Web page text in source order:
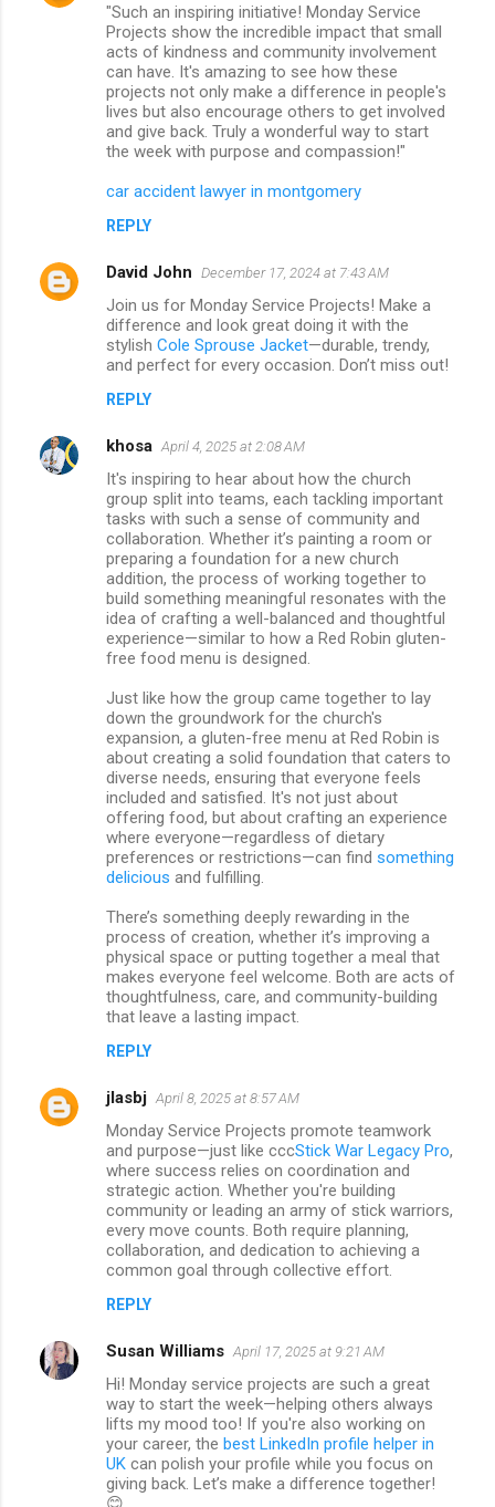
"Such an inspiring initiative! Monday Service
Projects show the incredible impact that small
acts of kindness and community involvement
can have. It's amazing to see how these
projects not only make a difference in people's
lives but also encourage others to get involved
and give back. Truly a wonderful way to start
the week with purpose and compassion!"
car accident lawyer in montgomery
REPLY
David John December 17, 2024 at 7:43 AM
Join us for Monday Service Projects! Make a
difference and look great doing it with the
stylish Cole Sprouse Jacket—durable, trendy,
and perfect for every occasion. Don’t miss out!
REPLY
khosa April 4, 2025 at 2:08 AM
It's inspiring to hear about how the church
group split into teams, each tackling important
tasks with such a sense of community and
collaboration. Whether it’s painting a room or
preparing a foundation for a new church
addition, the process of working together to
build something meaningful resonates with the
idea of crafting a well-balanced and thoughtful
experience—similar to how a Red Robin gluten-
free food menu is designed.
Just like how the group came together to lay
down the groundwork for the church's
expansion, a gluten-free menu at Red Robin is
about creating a solid foundation that caters to
diverse needs, ensuring that everyone feels
included and satisfied. It's not just about
offering food, but about crafting an experience
where everyone—regardless of dietary
preferences or restrictions—can find something
delicious and fulfilling.
There’s something deeply rewarding in the
process of creation, whether it’s improving a
physical space or putting together a meal that
makes everyone feel welcome. Both are acts of
thoughtfulness, care, and community-building
that leave a lasting impact.
REPLY
jlasbj April 8, 2025 at 8:57 AM
Monday Service Projects promote teamwork
and purpose—just like cccStick War Legacy Pro,
where success relies on coordination and
strategic action. Whether you're building
community or leading an army of stick warriors,
every move counts. Both require planning,
collaboration, and dedication to achieving a
common goal through collective effort.
REPLY
Susan Williams April 17, 2025 at 9:21 AM
Hi! Monday service projects are such a great
way to start the week—helping others always
lifts my mood too! If you're also working on
your career, the best LinkedIn profile helper in
UK can polish your profile while you focus on
giving back. Let’s make a difference together!